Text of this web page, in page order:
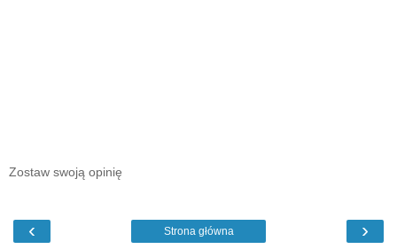
Zostaw swoją opinię
‹ ›
Strona główna